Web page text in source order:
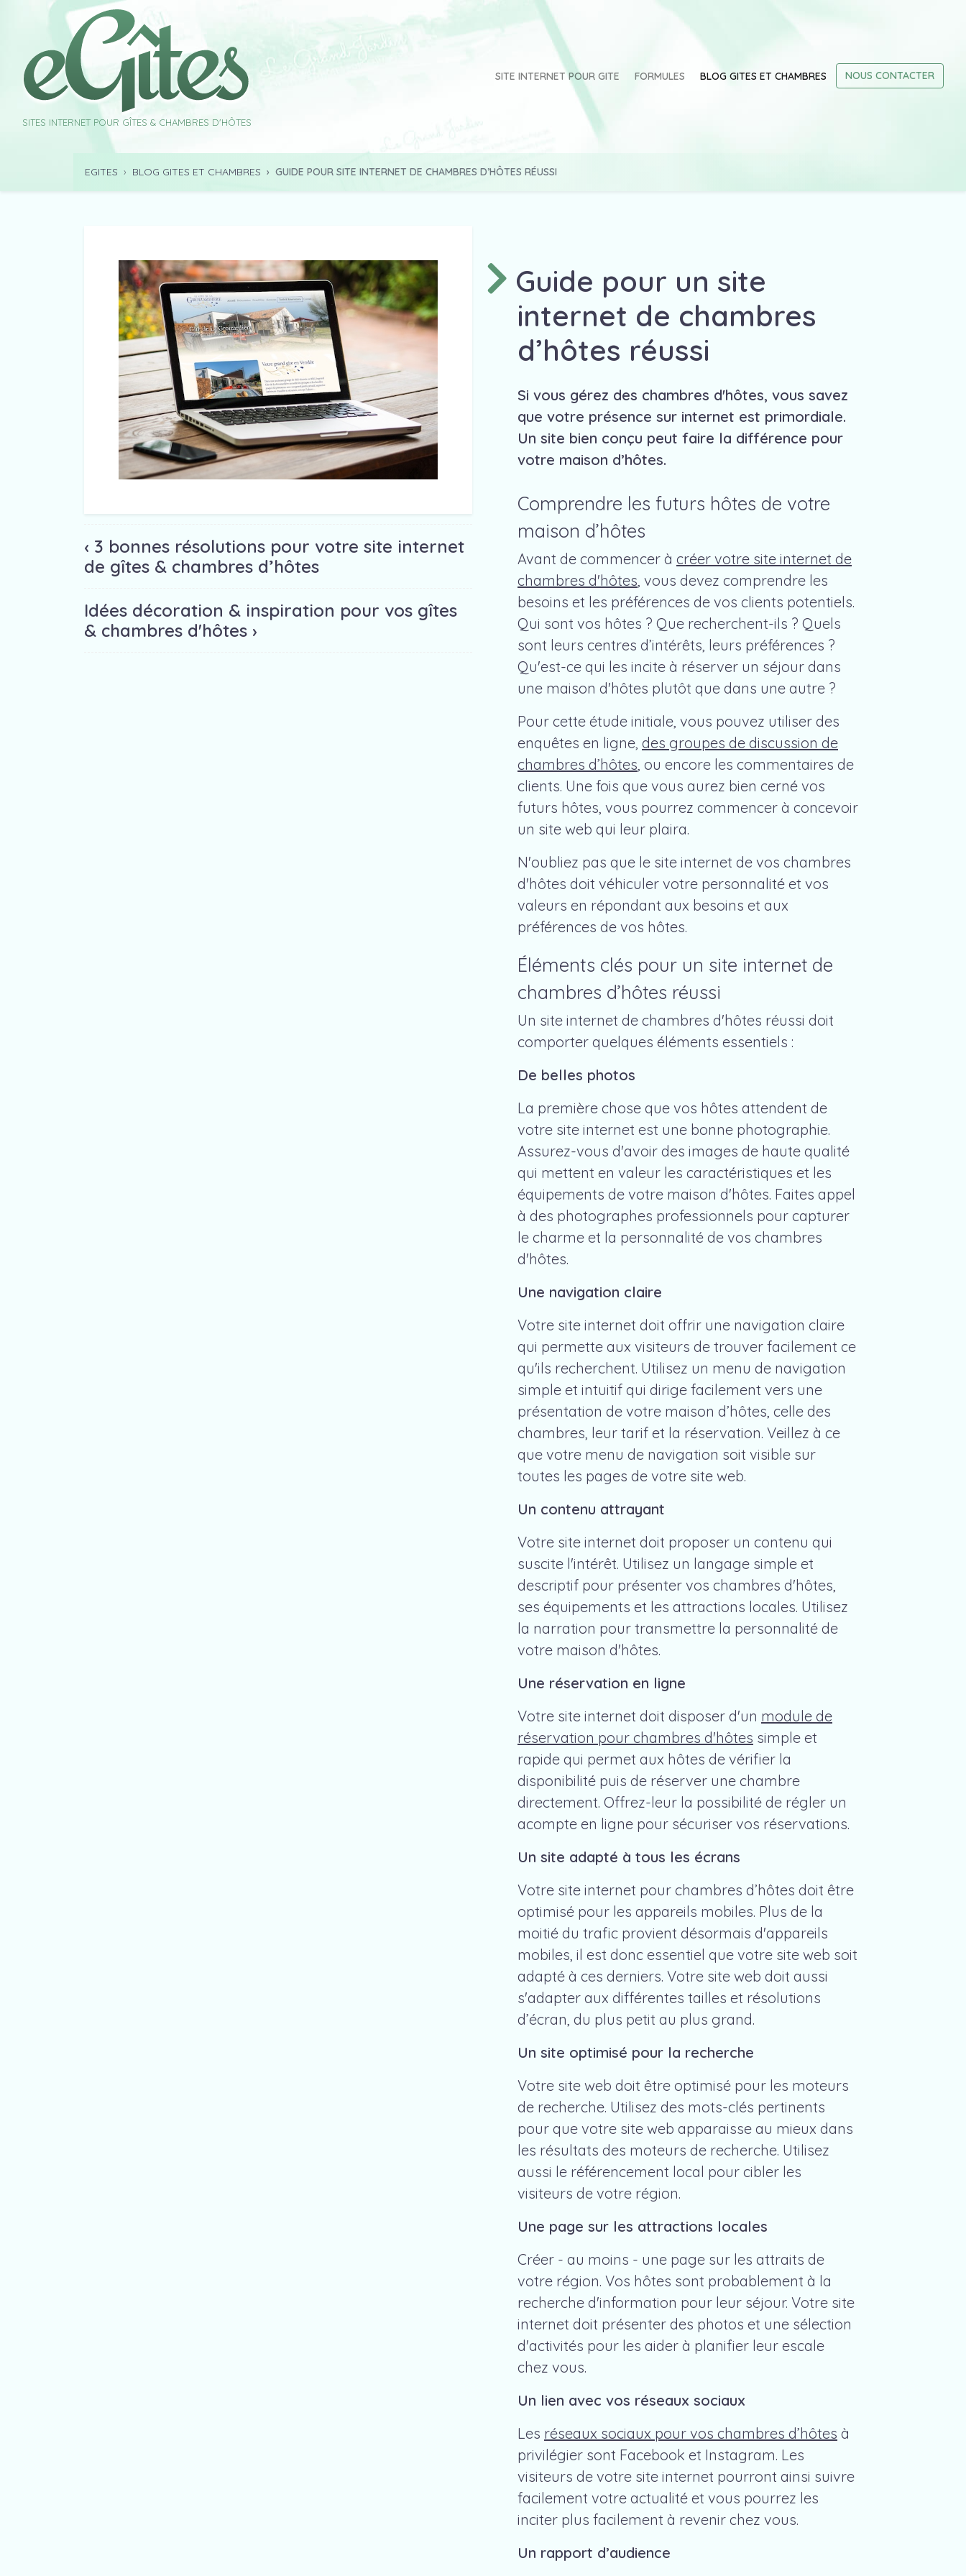
SITES INTERNET POUR GÎTES & CHAMBRES D'HÔTES
SITE INTERNET POUR GITE FORMULES BLOG GITES ET CHAMBRES NOUS CONTACTER
EGITES BLOG GITES ET CHAMBRES GUIDE POUR SITE INTERNET DE CHAMBRES D’HÔTES RÉUSSI
‹ 3 bonnes résolutions pour votre site internet
de gîtes & chambres d’hôtes
Idées décoration & inspiration pour vos gîtes
& chambres d'hôtes ›
Guide pour un site
internet de chambres
d’hôtes réussi
Si vous gérez des chambres d'hôtes, vous savez
que votre présence sur internet est primordiale.
Un site bien conçu peut faire la différence pour
votre maison d’hôtes.
Comprendre les futurs hôtes de votre
maison d’hôtes
Avant de commencer à créer votre site internet de
chambres d'hôtes, vous devez comprendre les
besoins et les préférences de vos clients potentiels.
Qui sont vos hôtes ? Que recherchent-ils ? Quels
sont leurs centres d’intérêts, leurs préférences ?
Qu'est-ce qui les incite à réserver un séjour dans
une maison d'hôtes plutôt que dans une autre ?
Pour cette étude initiale, vous pouvez utiliser des
enquêtes en ligne, des groupes de discussion de
chambres d’hôtes, ou encore les commentaires de
clients. Une fois que vous aurez bien cerné vos
futurs hôtes, vous pourrez commencer à concevoir
un site web qui leur plaira.
N'oubliez pas que le site internet de vos chambres
d'hôtes doit véhiculer votre personnalité et vos
valeurs en répondant aux besoins et aux
préférences de vos hôtes.
Éléments clés pour un site internet de
chambres d’hôtes réussi
Un site internet de chambres d'hôtes réussi doit
comporter quelques éléments essentiels :
De belles photos
La première chose que vos hôtes attendent de
votre site internet est une bonne photographie.
Assurez-vous d'avoir des images de haute qualité
qui mettent en valeur les caractéristiques et les
équipements de votre maison d'hôtes. Faites appel
à des photographes professionnels pour capturer
le charme et la personnalité de vos chambres
d'hôtes.
Une navigation claire
Votre site internet doit offrir une navigation claire
qui permette aux visiteurs de trouver facilement ce
qu'ils recherchent. Utilisez un menu de navigation
simple et intuitif qui dirige facilement vers une
présentation de votre maison d’hôtes, celle des
chambres, leur tarif et la réservation. Veillez à ce
que votre menu de navigation soit visible sur
toutes les pages de votre site web.
Un contenu attrayant
Votre site internet doit proposer un contenu qui
suscite l'intérêt. Utilisez un langage simple et
descriptif pour présenter vos chambres d'hôtes,
ses équipements et les attractions locales. Utilisez
la narration pour transmettre la personnalité de
votre maison d'hôtes.
Une réservation en ligne
Votre site internet doit disposer d'un module de
réservation pour chambres d'hôtes simple et
rapide qui permet aux hôtes de vérifier la
disponibilité puis de réserver une chambre
directement. Offrez-leur la possibilité de régler un
acompte en ligne pour sécuriser vos réservations.
Un site adapté à tous les écrans
Votre site internet pour chambres d’hôtes doit être
optimisé pour les appareils mobiles. Plus de la
moitié du trafic provient désormais d'appareils
mobiles, il est donc essentiel que votre site web soit
adapté à ces derniers. Votre site web doit aussi
s'adapter aux différentes tailles et résolutions
d’écran, du plus petit au plus grand.
Un site optimisé pour la recherche
Votre site web doit être optimisé pour les moteurs
de recherche. Utilisez des mots-clés pertinents
pour que votre site web apparaisse au mieux dans
les résultats des moteurs de recherche. Utilisez
aussi le référencement local pour cibler les
visiteurs de votre région.
Une page sur les attractions locales
Créer - au moins - une page sur les attraits de
votre région. Vos hôtes sont probablement à la
recherche d'information pour leur séjour. Votre site
internet doit présenter des photos et une sélection
d'activités pour les aider à planifier leur escale
chez vous.
Un lien avec vos réseaux sociaux
Les réseaux sociaux pour vos chambres d’hôtes à
privilégier sont Facebook et Instagram. Les
visiteurs de votre site internet pourront ainsi suivre
facilement votre actualité et vous pourrez les
inciter plus facilement à revenir chez vous.
Un rapport d’audience